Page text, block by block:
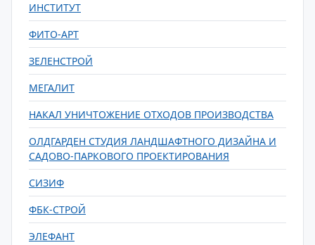
ИНСТИТУТ
ФИТО-АРТ
ЗЕЛЕНСТРОЙ
МЕГАЛИТ
НАКАЛ УНИЧТОЖЕНИЕ ОТХОДОВ ПРОИЗВОДСТВА
ОЛДГАРДЕН СТУДИЯ ЛАНДШАФТНОГО ДИЗАЙНА И
САДОВО-ПАРКОВОГО ПРОЕКТИРОВАНИЯ
СИЗИФ
ФБК-СТРОЙ
ЭЛЕФАНТ